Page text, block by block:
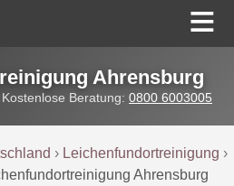
Ahrensburg
Beratung: 0800 6003005
› Leichenfundortreinigung ›
Ahrensburg